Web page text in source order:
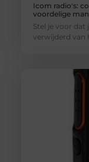
Icom radio's:
voordelige
Stel je voor dat
verwijderd van